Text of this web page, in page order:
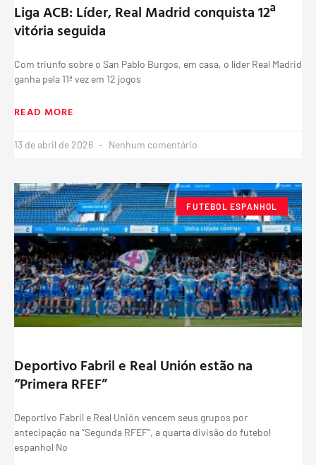
Liga ACB: Líder, Real Madrid conquista 12ª
vitória seguida
Com triunfo sobre o San Pablo Burgos, em casa, o líder Real Madrid
ganha pela 11ª vez em 12 jogos
READ MORE
13 de abril de 2026 Nenhum comentário
FUTEBOL ESPANHOL
Deportivo Fabril e Real Unión estão na
“Primera RFEF”
Deportivo Fabril e Real Unión vencem seus grupos por
antecipação na “Segunda RFEF”, a quarta divisão do futebol
espanhol No